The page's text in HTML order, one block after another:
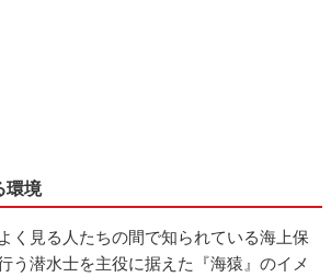
環境
く見る人たちの間で知られている海上保
う潜水士を主役に据えた『海猿』のイメ